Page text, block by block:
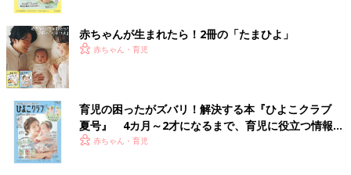
赤ちゃんが生まれたら！2冊の「たまひよ」
赤ちゃん・育児
育児の困ったがズバリ！解決する本『ひよこクラブ
夏号』 4カ月～2才になるまで、育児に役立つ情報が
いっぱい！
赤ちゃん・育児